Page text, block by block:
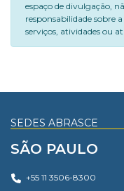
espaço de divulgação,
responsabilidade sobre
serviços, atividades ou
SEDES ABRASCE
SÃO PAULO
+55 11 3506-8300